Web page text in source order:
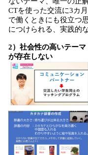
CTを使った交流に3カ
で働くときにも役立つ
につけられる、実践的
2）社会性の高いテー
が存在しない